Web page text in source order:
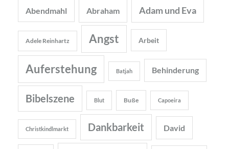
Abendmahl Abraham Adam und Eva
Adele Reinhartz Angst Arbeit
Auferstehung Batjah Behinderung
Bibelszene Blut Buße Capoeira
Christkindlmarkt Dankbarkeit David